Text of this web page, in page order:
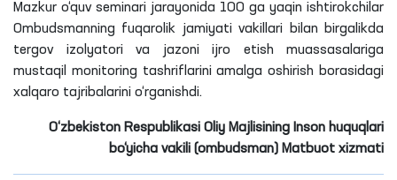
Mazkur o‘quv seminari jarayonida 100 ga yaqin ishtirokchilar
Ombudsmanning fuqarolik jamiyati vakillari bilan birgalikda
tergov izolyatori va jazoni ijro etish muassasalariga
mustaqil monitoring tashriflarini amalga oshirish borasidagi
xalqaro tajribalarini o‘rganishdi.
O‘zbekiston Respublikasi Oliy Majlisining Inson huquqlari
bo‘yicha vakili (ombudsman) Matbuot xizmati